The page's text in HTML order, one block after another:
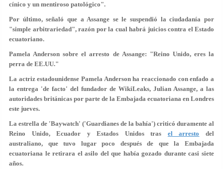
cínico y un mentiroso patológico".
Por último, señaló que a Assange se le suspendió la ciudadanía por
"simple arbitrariedad", razón por la cual habrá juicios contra el Estado
ecuatoriano.
Pamela Anderson sobre el arresto de Assange: "Reino Unido, eres la
perra de EE.UU."
La actriz estadounidense Pamela Anderson ha reaccionado con enfado a
la entrega 'de facto' del fundador de WikiLeaks, Julian Assange, a las
autoridades británicas por parte de la Embajada ecuatoriana en Londres
este jueves.
La estrella de 'Baywatch' ('Guardianes de la bahía') criticó duramente al
Reino Unido, Ecuador y Estados Unidos tras el arresto del
australiano, que tuvo lugar poco después de que la Embajada
ecuatoriana le retirara elasilo del que había gozado durante casi siete
años.